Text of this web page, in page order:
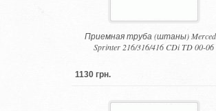
Приемная труба (штаны)
Sprinter 216/316/416 CDi TD 00-06
1130 грн.